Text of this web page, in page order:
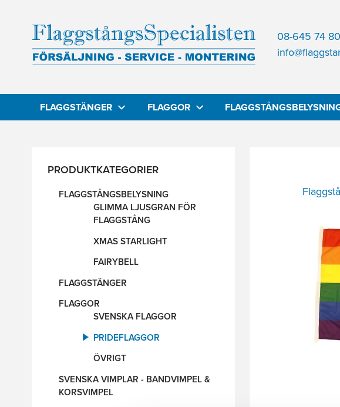
08-645 74 80
FLAGGSTÄNGER FLAGGOR
PRODUKTKATEGORIER
FLAGGSTÅNGSBELYSNING
GLIMMA LJUSGRAN FÖR
FLAGGSTÅNG
XMAS STARLIGHT
FAIRYBELL
FLAGGSTÄNGER
FLAGGOR
SVENSKA FLAGGOR
PRIDEFLAGGOR
ÖVRIGT
SVENSKA VIMPLAR - BANDVIMPEL &
KORSVIMPEL